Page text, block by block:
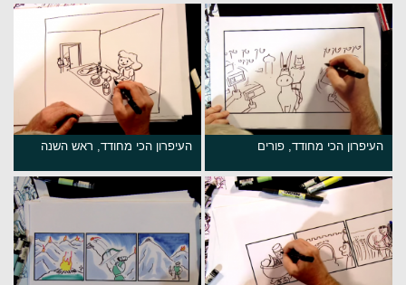
העיפרון הכי מחודד, פורים העיפרון הכי מחודד, ראש השנה